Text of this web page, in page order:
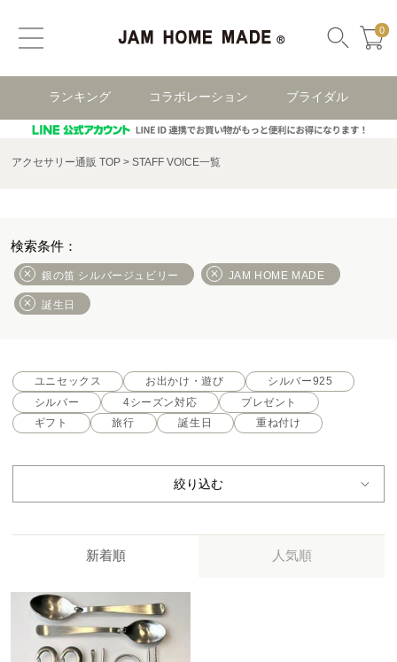
0
ランキング コラボレーション ブライダル
アクセサリー通販 TOP STAFF VOICE一覧
銀の笛 シルバージュビリー JAM HOME MADE
誕生日
ユニセックス お出かけ・遊び
シルバー925
シルバー
4シーズン対応
プレゼント
ギフト
旅行 誕生日 重ね付け
絞り込む
新着順 人気順